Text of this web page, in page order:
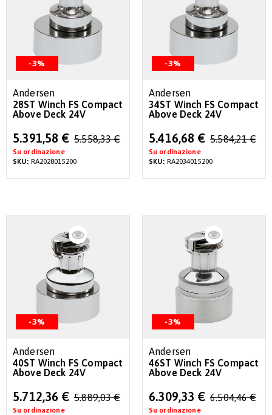
-3%
Andersen
28ST Winch FS Compact
Above Deck 24V
Special
Price
5.391,58 € 5.558,33 €
Su ordinazione
SKU: RA2028015200
-3%
Andersen
34ST Winch FS Compact
Above Deck 24V
Special
Price
5.416,68 € 5.584,21 €
Su ordinazione
SKU: RA2034015200
-3%
Andersen
40ST Winch FS Compact
Above Deck 24V
Special
Price
5.712,36 € 5.889,03 €
Su ordinazione
-3%
Andersen
46ST Winch FS Compact
Above Deck 24V
Special
Price
6.309,33 € 6.504,46 €
Su ordinazione